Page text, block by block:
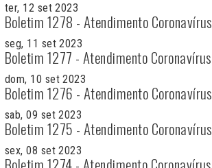
ter, 12 set 2023
Boletim 1278 - Atendimento Coronavírus
seg, 11 set 2023
Boletim 1277 - Atendimento Coronavírus
dom, 10 set 2023
Boletim 1276 - Atendimento Coronavírus
sab, 09 set 2023
Boletim 1275 - Atendimento Coronavírus
sex, 08 set 2023